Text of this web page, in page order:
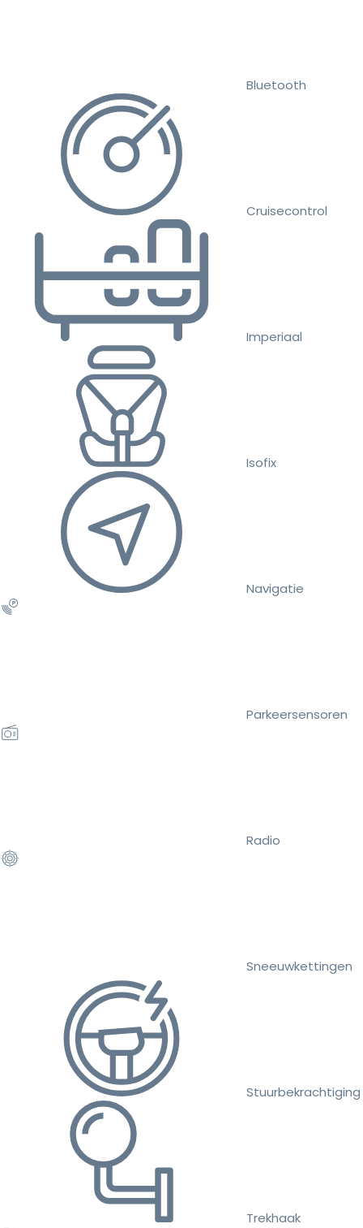
Bluetooth
Cruisecontrol
Imperiaal
Isofix
Navigatie
Parkeersensoren
Radio
Sneeuwkettingen
Stuurbekrachtiging
Trekhaak